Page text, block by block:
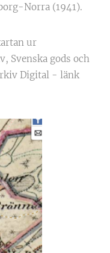
Norra (1941).
ur
Svenska gods och
Digital - länk